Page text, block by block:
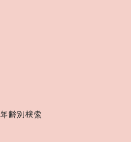
年齢別検索